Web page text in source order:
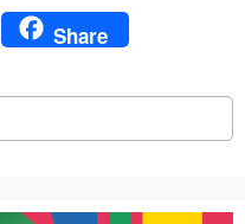
PrintFriendly
Share